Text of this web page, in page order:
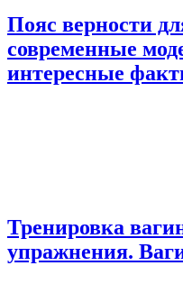
Пояс верности
современные
интересные
Тренировка
упражнения.